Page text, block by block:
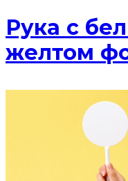
Рука с
желтом